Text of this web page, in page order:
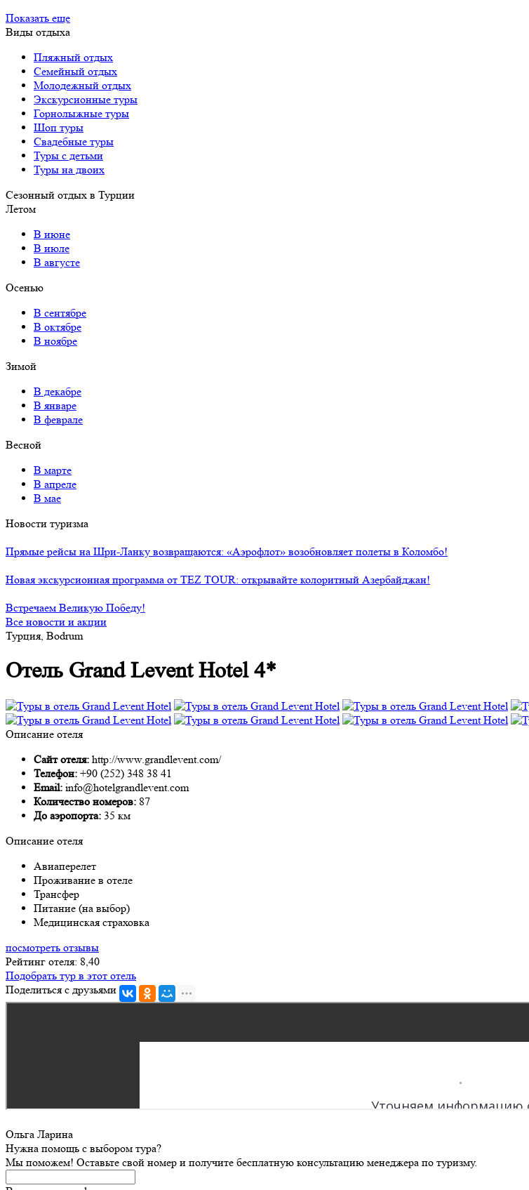
Показать еще
Виды отдыха
Пляжный отдых
Семейный отдых
Молодежный отдых
Экскурсионные туры
Горнолыжные туры
Шоп туры
Свадебные туры
Туры с детьми
Туры на двоих
Сезонный отдых в Турции
Летом
В июне
В июле
В августе
Осенью
В сентябре
В октябре
В ноябре
Зимой
В декабре
В январе
В феврале
Весной
В марте
В апреле
В мае
Новости туризма
Прямые рейсы на Шри-Ланку возвращаются: «Аэрофлот» возобновляет полеты в Коломбо!
Новая экскурсионная программа от TEZ TOUR: открывайте колоритный Азербайджан!
Встречаем Великую Победу!
Все новости и акции
Турция, Bodrum
Отель Grand Levent Hotel 4*
Описание отеля
Сайт отеля: http://www.grandlevent.com/
Телефон: +90 (252) 348 38 41
Email: info@hotelgrandlevent.com
Количество номеров: 87
До аэропорта: 35 км
Описание отеля
Авиаперелет
Проживание в отеле
Трансфер
Питание (на выбор)
Медицинская страховка
посмотреть отзывы
Рейтинг отеля: 8,40
Подобрать тур в этот отель
Поделиться с друзьями
Ольга Ларина
Нужна помощь с выбором тура?
Мы поможем! Оставьте свой номер и получите бесплатную консультацию менеджера по туризму.